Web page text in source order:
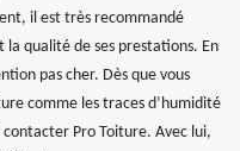
il est très recommandé
qualité de ses prestations. En
pas cher. Dès que vous
comme les traces d’humidité
contacter Pro Toiture. Avec lui,